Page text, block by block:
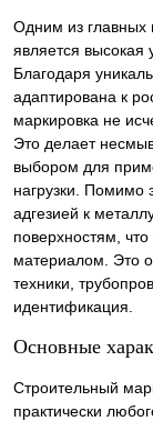
Одним из главных
является высокая
Благодаря
адаптирована к
маркировка не
Это делает
выбором для
нагрузки. Помимо
адгезией к
поверхностям,
материалом. Это
техники,
идентификация.
Основные
Строительный
практически